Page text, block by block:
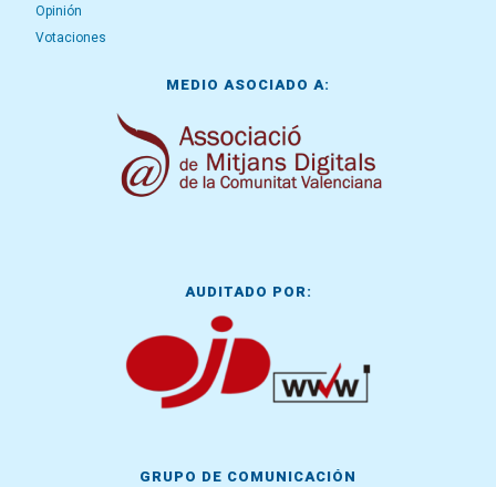
Opinión
Votaciones
MEDIO ASOCIADO A:
AUDITADO POR:
GRUPO DE COMUNICACIÓN